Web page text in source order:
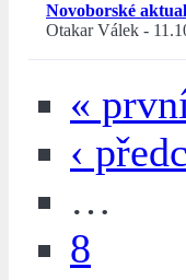
Novoborské
Otakar Válek -
«
‹
…
8